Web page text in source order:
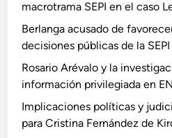
macrotrama SEPI en el caso
Berlanga acusado de
decisiones públicas de la SEPI
Rosario Arévalo y la
información privilegiada en
Implicaciones políticas y
para Cristina Fernández de